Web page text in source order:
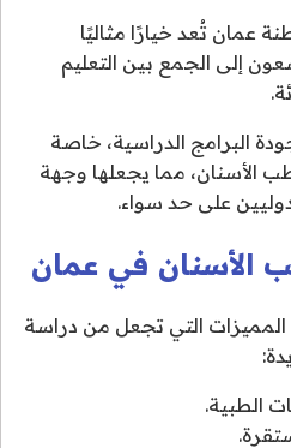
عمان تُعد خيارًا مثاليًا
إلى الجمع بين التعليم
البرامج الدراسية، خاصة
الأسنان، مما يجعلها وجهة
على حد سواء.
الأسنان في عمان
التي تجعل من دراسة
الطبية.